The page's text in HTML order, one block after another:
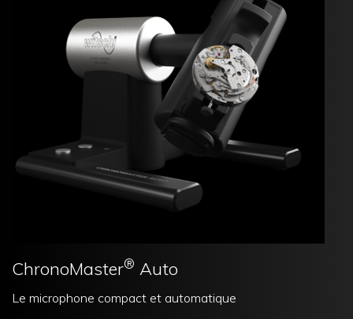
ChronoMaster® Auto
Le microphone compact et automatique